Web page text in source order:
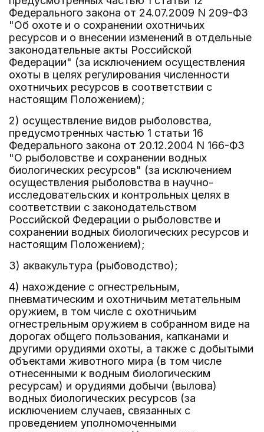
Федерального закона от 24.07.2009 N 209-ФЗ
"Об охоте и о сохранении охотничьих
ресурсов и о внесении изменений в отдельные
законодательные акты Российской
Федерации" (за исключением осуществления
охоты в целях регулирования численности
охотничьих ресурсов в соответствии с
настоящим Положением);
2) осуществление видов рыболовства,
предусмотренных частью 1 статьи 16
Федерального закона от 20.12.2004 N 166-ФЗ
"О рыболовстве и сохранении водных
биологических ресурсов" (за исключением
осуществления рыболовства в научно-
исследовательских и контрольных целях в
соответствии с законодательством
Российской Федерации о рыболовстве и
сохранении водных биологических ресурсов и
настоящим Положением);
3) аквакультура (рыбоводство);
4) нахождение с огнестрельным,
пневматическим и охотничьим метательным
оружием, в том числе с охотничьим
огнестрельным оружием в собранном виде на
дорогах общего пользования, капканами и
другими орудиями охоты, а также с добытыми
объектами животного мира (в том числе
отнесенными к водным биологическим
ресурсам) и орудиями добычи (вылова)
водных биологических ресурсов (за
исключением случаев, связанных с
проведением уполномоченными